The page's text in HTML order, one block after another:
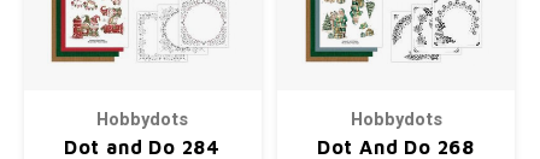
Hobbydots
Dot and Do 284
Hobbydots
Dot And Do 268